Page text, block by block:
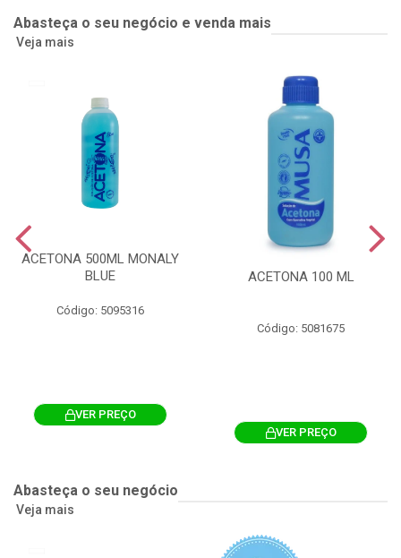
Abasteça o seu negócio e venda mais
Veja mais
ACETONA 500ML MONALY
BLUE
Código: 5095316
VER PREÇO
ACETONA 100 ML
Código: 5081675
VER PREÇO
Abasteça o seu negócio
Veja mais